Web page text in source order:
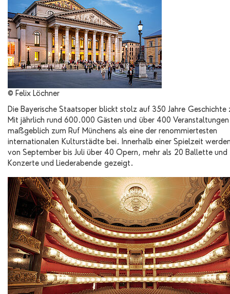
© Felix Löchner
Die Bayerische Staatsoper blickt stolz auf 350 Jahre Geschichte
Mit jährlich rund 600.000 Gästen und über 400
maßgeblich zum Ruf Münchens als eine der renommiertesten
internationalen Kulturstädte bei. Innerhalb einer Spielzeit
von September bis Juli über 40 Opern, mehr als 20 Ballette und
Konzerte und Liederabende gezeigt.